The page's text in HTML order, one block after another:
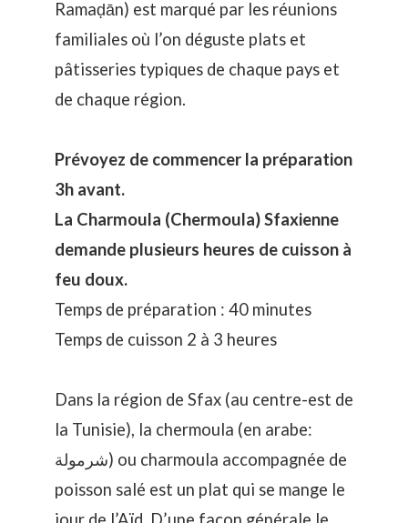
Ramaḍān) est marqué par les réunions
familiales où l’on déguste plats et
pâtisseries typiques de chaque pays et
de chaque région.
Prévoyez de commencer la préparation
3h avant.
La Charmoula (Chermoula) Sfaxienne
demande plusieurs heures de cuisson à
feu doux.
Temps de préparation : 40 minutes
Temps de cuisson 2 à 3 heures
Dans la région de Sfax (au centre-est de
la Tunisie), la chermoula (en arabe:
شرمولة) ou charmoula accompagnée de
poisson salé est un plat qui se mange le